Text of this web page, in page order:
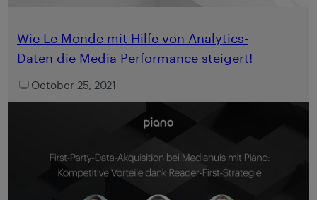
Wie Le Monde mit Hilfe von Analytics-
Daten die Media Performance steigert!
October 25, 2021